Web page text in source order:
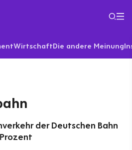
WirtschaftDie andere Meinung
der Deutschen Bahn